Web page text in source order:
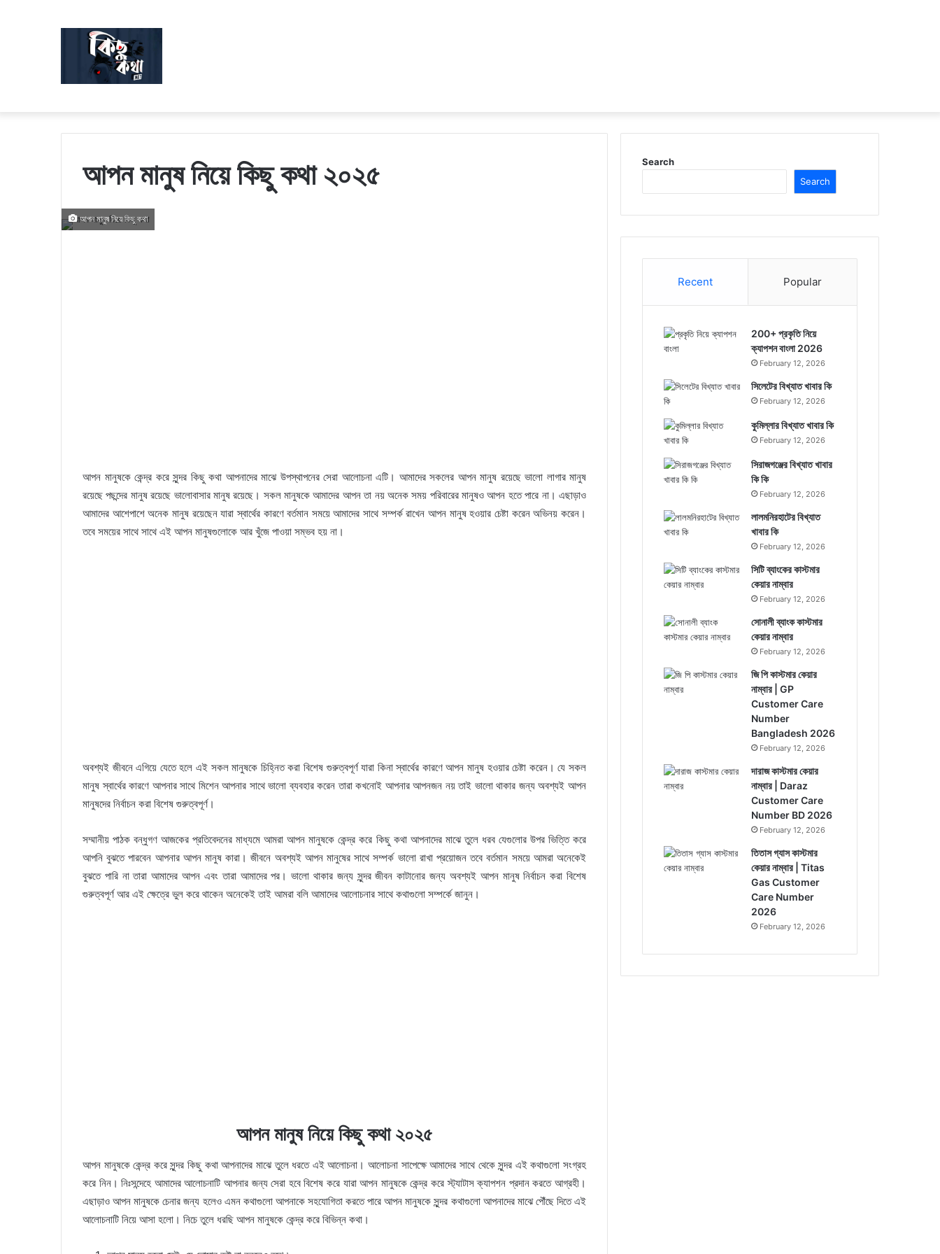
আপন মানুষ নিয়ে কিছু কথা ২০২৫
আপন মানুষ নিয়ে কিছু কথা
আপন মানুষকে কেন্দ্র করে সুন্দর কিছু কথা আপনাদের মাঝে উপস্থাপনের সেরা আলোচনা এটি। আমাদের সকলের আপন মানুষ রয়েছে ভালো লাগার মানুষ
রয়েছে পছন্দের মানুষ রয়েছে ভালোবাসার মানুষ রয়েছে। সকল মানুষকে আমাদের আপন তা নয় অনেক সময় পরিবারের মানুষও আপন হতে পারে না। এছাড়াও
আমাদের আশেপাশে অনেক মানুষ রয়েছেন যারা স্বার্থের কারণে বর্তমান সময়ে আমাদের সাথে সম্পর্ক রাখেন আপন মানুষ হওয়ার চেষ্টা করেন অভিনয় করেন।
তবে সময়ের সাথে সাথে এই আপন মানুষগুলোকে আর খুঁজে পাওয়া সম্ভব হয় না।
অবশ্যই জীবনে এগিয়ে যেতে হলে এই সকল মানুষকে চিহ্নিত করা বিশেষ গুরুত্বপূর্ণ যারা কিনা স্বার্থের কারণে আপন মানুষ হওয়ার চেষ্টা করেন। যে সকল
মানুষ স্বার্থের কারণে আপনার সাথে মিশেন আপনার সাথে ভালো ব্যবহার করেন তারা কখনোই আপনার আপনজন নয় তাই ভালো থাকার জন্য অবশ্যই আপন
মানুষদের নির্বাচন করা বিশেষ গুরুত্বপূর্ণ।
সম্মানীয় পাঠক বন্ধুগণ আজকের প্রতিবেদনের মাধ্যমে আমরা আপন মানুষকে কেন্দ্র করে কিছু কথা আপনাদের মাঝে তুলে ধরব যেগুলোর উপর ভিত্তি করে
আপনি বুঝতে পারবেন আপনার আপন মানুষ কারা। জীবনে অবশ্যই আপন মানুষের সাথে সম্পর্ক ভালো রাখা প্রয়োজন তবে বর্তমান সময়ে আমরা অনেকেই
বুঝতে পারি না তারা আমাদের আপন এবং তারা আমাদের পর। ভালো থাকার জন্য সুন্দর জীবন কাটানোর জন্য অবশ্যই আপন মানুষ নির্বাচন করা বিশেষ
গুরুত্বপূর্ণ আর এই ক্ষেত্রে ভুল করে থাকেন অনেকেই তাই আমরা বলি আমাদের আলোচনার সাথে কথাগুলো সম্পর্কে জানুন।
আপন মানুষ নিয়ে কিছু কথা ২০২৫
আপন মানুষকে কেন্দ্র করে সুন্দর কিছু কথা আপনাদের মাঝে তুলে ধরতে এই আলোচনা। আলোচনা সাপেক্ষে আমাদের সাথে থেকে সুন্দর এই কথাগুলো সংগ্রহ
করে নিন। নিঃসন্দেহে আমাদের আলোচনাটি আপনার জন্য সেরা হবে বিশেষ করে যারা আপন মানুষকে কেন্দ্র করে স্ট্যাটাস ক্যাপশন প্রদান করতে আগ্রহী।
এছাড়াও আপন মানুষকে চেনার জন্য হলেও এমন কথাগুলো আপনাকে সহযোগিতা করতে পারে আপন মানুষকে সুন্দর কথাগুলো আপনাদের মাঝে পৌঁছে দিতে এই
আলোচনাটি নিয়ে আসা হলো। নিচে তুলে ধরছি আপন মানুষকে কেন্দ্র করে বিভিন্ন কথা।
Search
Search
Recent Popular
200+ প্রকৃতি নিয়ে
ক্যাপশন বাংলা 2026
February 12, 2026
সিলেটের বিখ্যাত খাবার কি
February 12, 2026
কুমিল্লার বিখ্যাত খাবার কি
February 12, 2026
সিরাজগঞ্জের বিখ্যাত খাবার
কি কি
February 12, 2026
লালমনিরহাটের বিখ্যাত
খাবার কি
February 12, 2026
সিটি ব্যাংকের কাস্টমার
কেয়ার নাম্বার
February 12, 2026
সোনালী ব্যাংক কাস্টমার
কেয়ার নাম্বার
February 12, 2026
জি পি কাস্টমার কেয়ার
নাম্বার | GP
Customer Care
Number
Bangladesh 2026
February 12, 2026
দারাজ কাস্টমার কেয়ার
নাম্বার | Daraz
Customer Care
Number BD 2026
February 12, 2026
তিতাস গ্যাস কাস্টমার
কেয়ার নাম্বার | Titas
Gas Customer
Care Number
2026
February 12, 2026